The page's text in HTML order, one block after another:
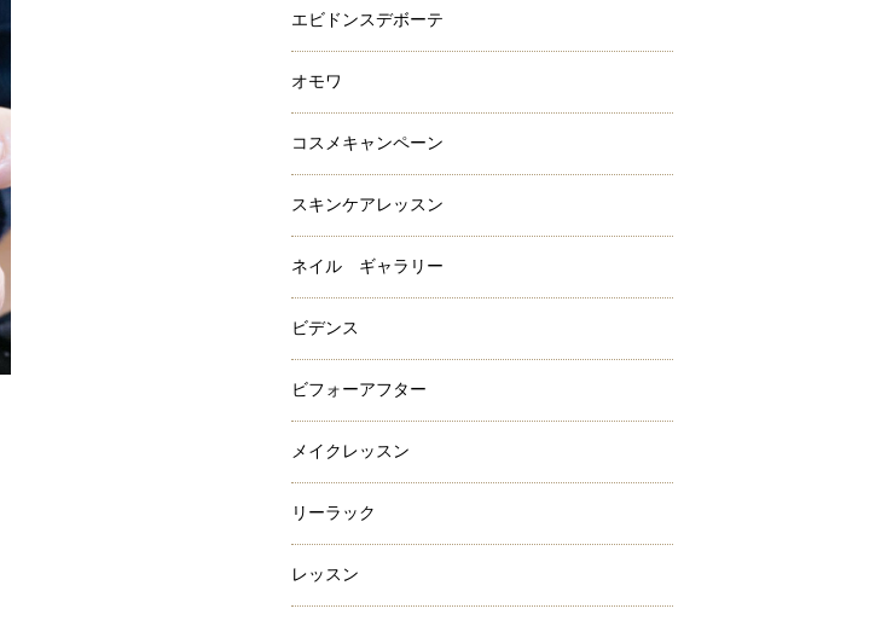
エビドンスデボーテ
オモワ
コスメキャンペーン
スキンケアレッスン
ネイル ギャラリー
ビデンス
ビフォーアフター
メイクレッスン
リーラック
レッスン